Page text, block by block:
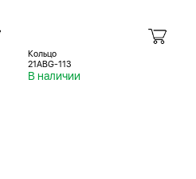
Кольцо
21ABG-113
В наличии